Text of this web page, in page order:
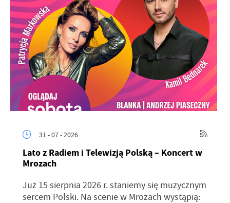
31 - 07 - 2026
Lato z Radiem i Telewizją Polską – Koncert w
Mrozach
Już 15 sierpnia 2026 r. staniemy się muzycznym
sercem Polski. Na scenie w Mrozach wystąpią: